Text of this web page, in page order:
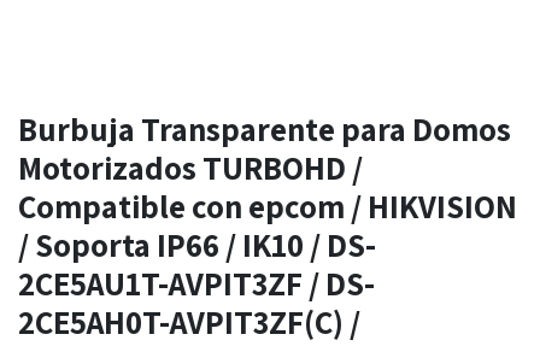
Burbuja Transparente para Domos
Motorizados TURBOHD /
Compatible con epcom / HIKVISION
/ Soporta IP66 / IK10 / DS-
2CE5AU1T-AVPIT3ZF / DS-
2CE5AH0T-AVPIT3ZF(C) /